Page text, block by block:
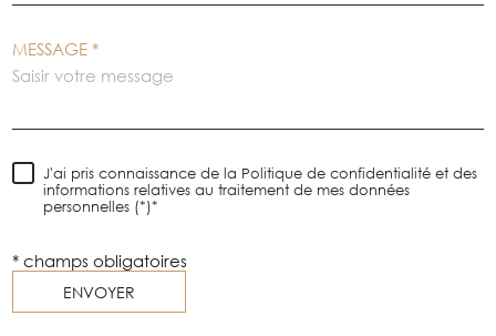
MESSAGE *
J'ai pris connaissance de la Politique de confidentialité et des
informations relatives au traitement de mes données
personnelles (*)*
* champs obligatoires
ENVOYER